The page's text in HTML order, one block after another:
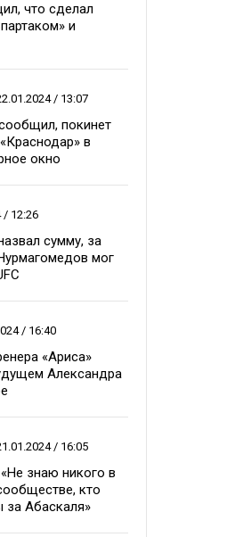
что сделал
и
/ 13:07
покинет
в
окно
/ 12:26
сумму, за
мог
/ 16:40
«Ариса»
Александра
/ 16:05
знаю никого в
кто
за Абаскаля»